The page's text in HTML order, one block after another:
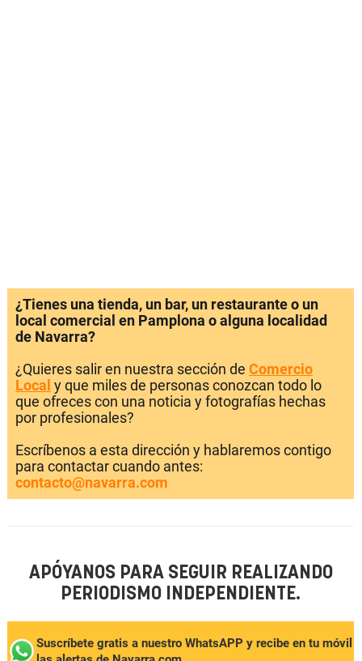
¿Tienes una tienda, un bar, un restaurante o un
local comercial en Pamplona o alguna localidad
de Navarra?
¿Quieres salir en nuestra sección de Comercio
Local y que miles de personas conozcan todo lo
que ofreces con una noticia y fotografías hechas
por profesionales?
Escríbenos a esta dirección y hablaremos contigo
para contactar cuando antes:
contacto@navarra.com
APÓYANOS PARA SEGUIR REALIZANDO
PERIODISMO INDEPENDIENTE.
Suscríbete gratis a nuestro WhatsAPP y recibe en tu móvil